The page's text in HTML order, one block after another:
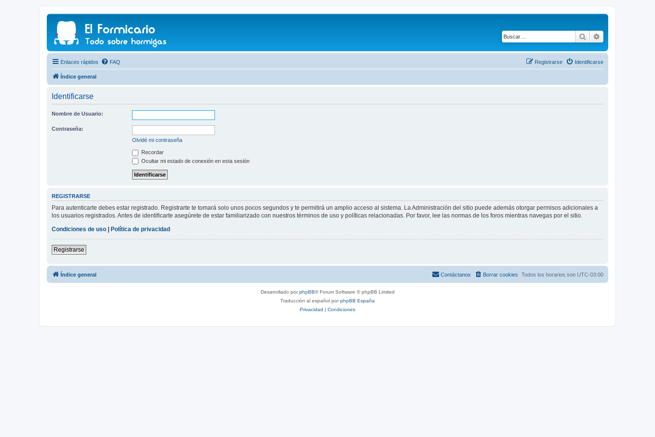
Buscar
Enlaces rápidos FAQ Identificarse
Registrarse
Índice general
Identificarse
Nombre de Usuario:
Contraseña:
Olvidé mi contraseña
Recordar
Ocultar mi estado de conexión en esta sesión
REGISTRARSE
Para autenticarte debes estar registrado. Registrarte te tomará solo unos pocos segundos y te permitirá un amplio acceso al sistema. La Administración del sitio puede además otorgar permisos adicionales a
los usuarios registrados. Antes de identificarte asegúrete de estar familiarizado con nuestros términos de uso y políticas relacionadas. Por favor, lee las normas de los foros mientras navegas por el sitio.
Condiciones de uso | Política de privacidad
Registrarse
Índice general Todos los horarios son UTC-03:00
Borrar cookies
Contáctanos
Desarrollado porphpBB® Forum Software © phpBB Limited
Traducción al español porphpBB España
Privacidad | Condiciones